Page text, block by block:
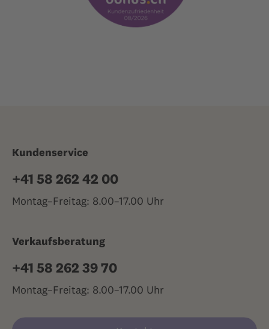
Kundenservice
+41 58 262 42 00
Montag–Freitag: 8.00–17.00 Uhr
Verkaufsberatung
+41 58 262 39 70
Montag–Freitag: 8.00–17.00 Uhr